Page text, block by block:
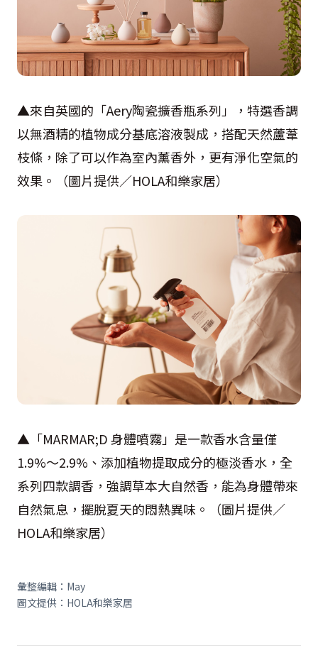
▲來自英國的「Aery陶瓷擴香瓶系列」，特選香調
以無酒精的植物成分基底溶液製成，搭配天然蘆葦
枝條，除了可以作為室內薰香外，更有淨化空氣的
效果。（圖片提供／HOLA和樂家居）
▲「MARMAR;D 身體噴霧」是一款香水含量僅
1.9%～2.9%、添加植物提取成分的極淡香水，全
系列四款調香，強調草本大自然香，能為身體帶來
自然氣息，擺脫夏天的悶熱異味。（圖片提供／
HOLA和樂家居）
彙整編輯：May
圖文提供：HOLA和樂家居